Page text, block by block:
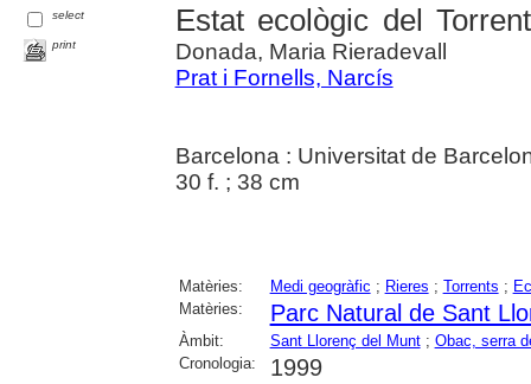
select
print
Estat ecològic del
Donada, Maria Rieradevall
Prat i Fornells, Narcís
Barcelona : Universitat de
30 f. ; 38 cm
Matèries: Medi geogràfic ; Rieres ; Torrents ;
Matèries:
Parc Natural de Sant
Àmbit: Sant Llorenç del Munt; Obac, serra
Cronologia:
1999